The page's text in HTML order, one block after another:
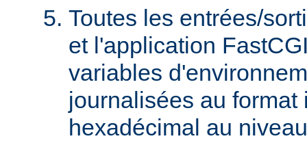
Toutes les entrées/
et l'application
variables
journalisées au format
hexadécimal au